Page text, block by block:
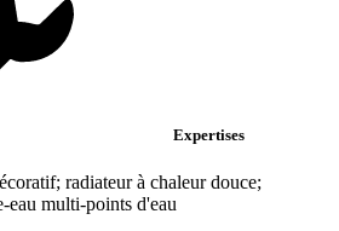
Expertises
radiateur à chaleur douce;
eau multi-points d'eau